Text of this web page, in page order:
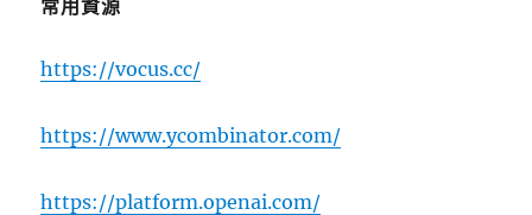
常用資源
https://vocus.cc/
https://www.ycombinator.com/
https://platform.openai.com/